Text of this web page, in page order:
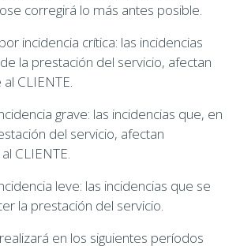
corregirá lo más antes posible.
incidencia crítica: las incidencias
la prestación del servicio, afectan
CLIENTE.
grave: las incidencias que, en
del servicio, afectan
CLIENTE.
leve: las incidencias que se
la prestación del servicio.
en los siguientes períodos